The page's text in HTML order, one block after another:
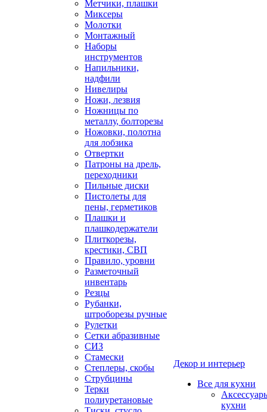
Метчики, плашки
Миксеры
Молотки
Монтажный
Наборы
инструментов
Напильники,
надфили
Нивелиры
Ножи, лезвия
Ножницы по
металлу, болторезы
Ножовки, полотна
для лобзика
Отвертки
Патроны на дрель,
переходники
Пильные диски
Пистолеты для
пены, герметиков
Плашки и
плашкодержатели
Плиткорезы,
крестики, СВП
Правило, уровни
Разметочный
инвентарь
Резцы
Рубанки,
штроборезы ручные
Рулетки
Сетки абразивные
СИЗ
Стамески
Степлеры, скобы
Струбцины
Терки
полиуретановые
Декор и интерьер
Все для кухни
кухни